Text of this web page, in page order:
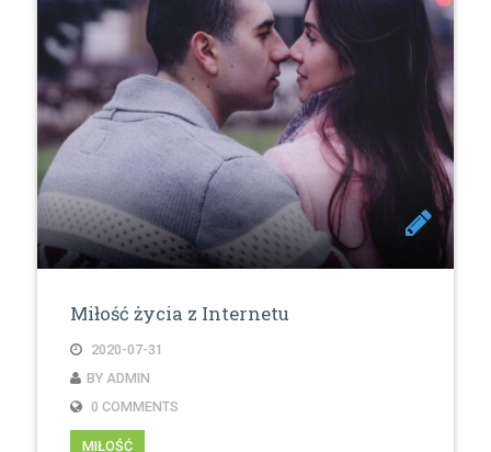
Miłość życia z Internetu
2020-07-31
BY ADMIN
0 COMMENTS
MIŁOŚĆ